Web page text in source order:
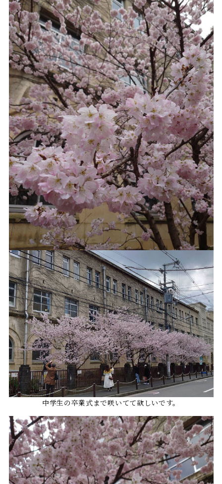
中学生の卒業式まで咲いてて欲しいです。